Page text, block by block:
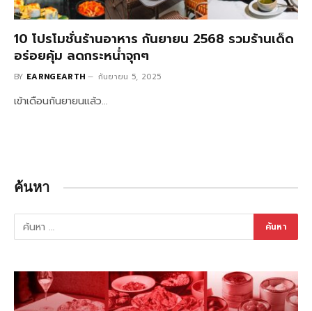
10 โปรโมชั่นร้านอาหาร กันยายน 2568 รวมร้านเด็ด
อร่อยคุ้ม ลดกระหน่ำจุกๆ
BY EARNGEARTH กันยายน 5, 2025
เข้าเดือนกันยายนแล้ว…
ค้นหา